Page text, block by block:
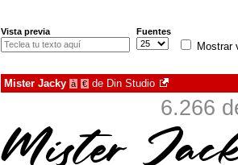
Vista previa Fuentes
Mostrar
Mister Jacky à € de Din Studio
6.266